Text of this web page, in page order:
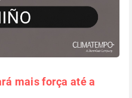
mais força até a